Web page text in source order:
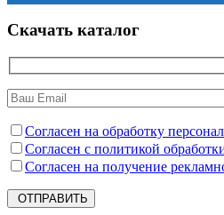
Скачать каталог
Согласен на обработку
Согласен с политикой
Согласен на получение
ОТПРАВИТЬ